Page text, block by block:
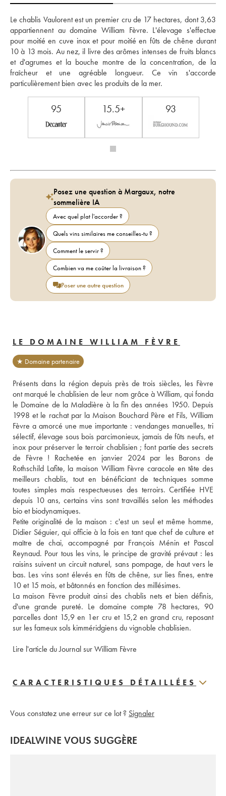
Le chablis Vaulorent est un premier cru de 17 hectares, dont 3,63
appartiennent au domaine William Fèvre. L'élevage s'effectue
pour moitié en cuve inox et pour moitié en fûts de chêne durant
10 à 13 mois. Au nez, il livre des arômes intenses de fruits blancs
et d'agrumes et la bouche montre de la concentration, de la
fraîcheur et une agréable longueur. Ce vin s'accorde
particulièrement bien avec les produits de la mer.
95 15.5+ 93
Posez une question à Margaux, notre
sommelière IA
Avec quel plat l'accorder ?
Quels vins similaires me conseilles-tu ?
Comment le servir ?
Combien va me coûter la livraison ?
Poser une autre question
LE DOMAINE WILLIAM FÈVRE
★ Domaine partenaire
Présents dans la région depuis près de trois siècles, les Fèvre
ont marqué le chablisien de leur nom grâce à William, qui fonda
le Domaine de la Maladière à la fin des années 1950. Depuis
1998 et le rachat par la Maison Bouchard Père et Fils, William
Fèvre a amorcé une mue importante : vendanges manuelles, tri
sélectif, élevage sous bois parcimonieux, jamais de fûts neufs, et
inox pour préserver le terroir chablisien ; font partie des secrets
de Fèvre ! Rachetée en janvier 2024 par les Barons de
Rothschild Lafite, la maison William Fèvre caracole en tête des
meilleurs chablis, tout en bénéficiant de techniques somme
toutes simples mais respectueuses des terroirs. Certifiée HVE
depuis 10 ans, certains vins sont travaillés selon les méthodes
bio et biodynamiques.
Petite originalité de la maison : c'est un seul et même homme,
Didier Séguier, qui officie à la fois en tant que chef de culture et
maître de chai, accompagné par François Ménin et Pascal
Reynaud. Pour tous les vins, le principe de gravité prévaut : les
raisins suivent un circuit naturel, sans pompage, de haut vers le
bas. Les vins sont élevés en fûts de chêne, sur lies fines, entre
10 et 15 mois, et bâtonnés en fonction des millésimes.
La maison Fèvre produit ainsi des chablis nets et bien définis,
d'une grande pureté. Le domaine compte 78 hectares, 90
parcelles dont 15,9 en 1er cru et 15,2 en grand cru, reposant
sur les fameux sols kimméridgiens du vignoble chablisien.
Lire l'article du Journal sur William Fèvre
CARACTERISTIQUES DÉTAILLÉES
Vous constatez une erreur sur ce lot ? Signaler
IDEALWINE VOUS SUGGÈRE